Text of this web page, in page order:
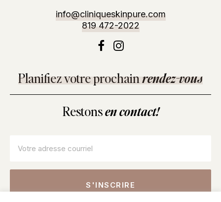
info@cliniqueskinpure.com
819 472-2022
Planifiez votre prochainrendez-vous
Restonsen contact!